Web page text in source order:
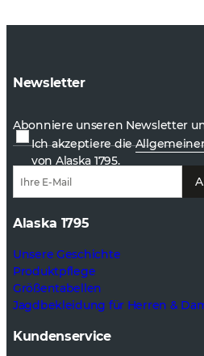
Newsletter
Abonniere unseren Newsletter
Ich akzeptiere die
von Alaska 1795.
Alaska 1795
Unsere Geschichte
Produktpflege
Größentabellen
Jagdbekleidung für Herren &
Kundenservice